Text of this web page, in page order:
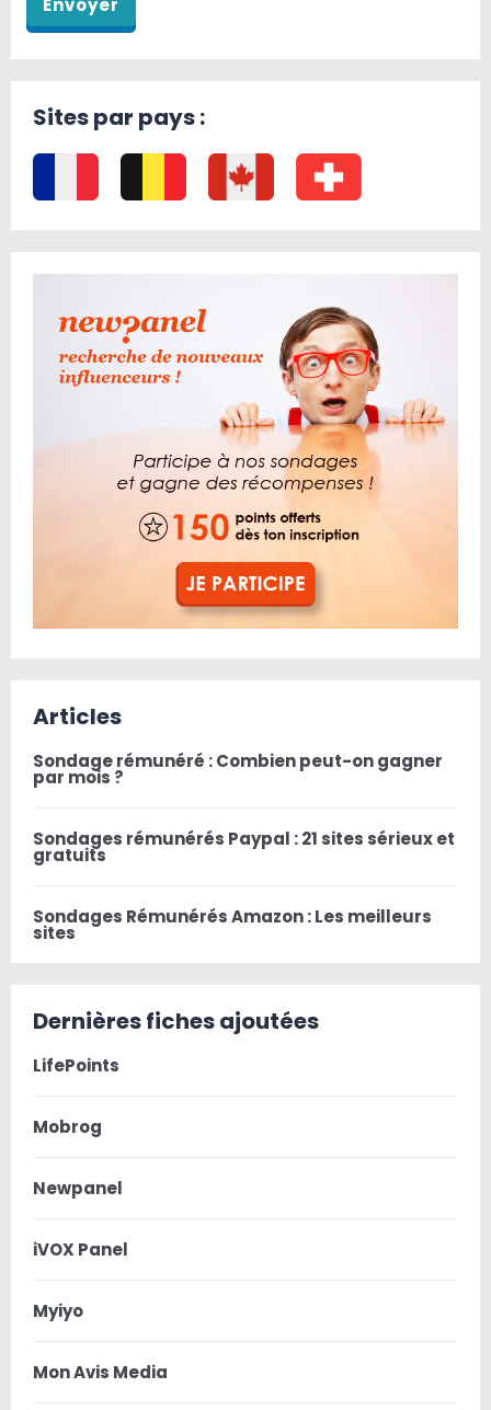
Sites par pays :
Articles
Sondage rémunéré : Combien peut-on gagner
par mois ?
Sondages rémunérés Paypal : 21 sites sérieux et
gratuits
Sondages Rémunérés Amazon : Les meilleurs
sites
Dernières fiches ajoutées
LifePoints
Mobrog
Newpanel
iVOX Panel
Myiyo
Mon Avis Media